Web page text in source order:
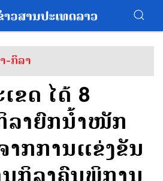
-ກິລາ
ຂດ ໄດ້ 8
ລາຍົກນໍ້າໜັກ
ກການແຂ່ງຂັນ